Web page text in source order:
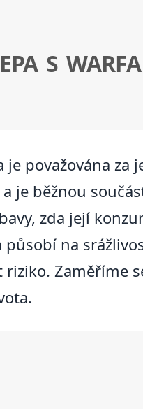
S
je považována
je běžnou
zda její
působí na
riziko. Zaměříme